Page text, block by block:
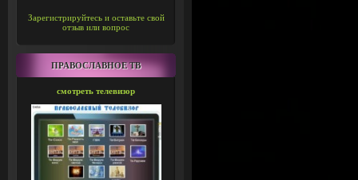
Зарегистрируйтесь и оставьте свой
отзыв или вопрос
ПРАВОСЛАВНОЕ ТВ
смотреть телевизор